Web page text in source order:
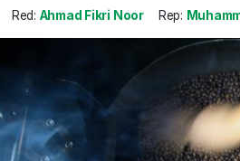
Red: Ahmad Fikri Noor Rep: